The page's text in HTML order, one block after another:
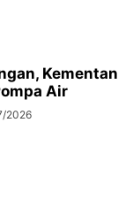
Kementan
Air
2026